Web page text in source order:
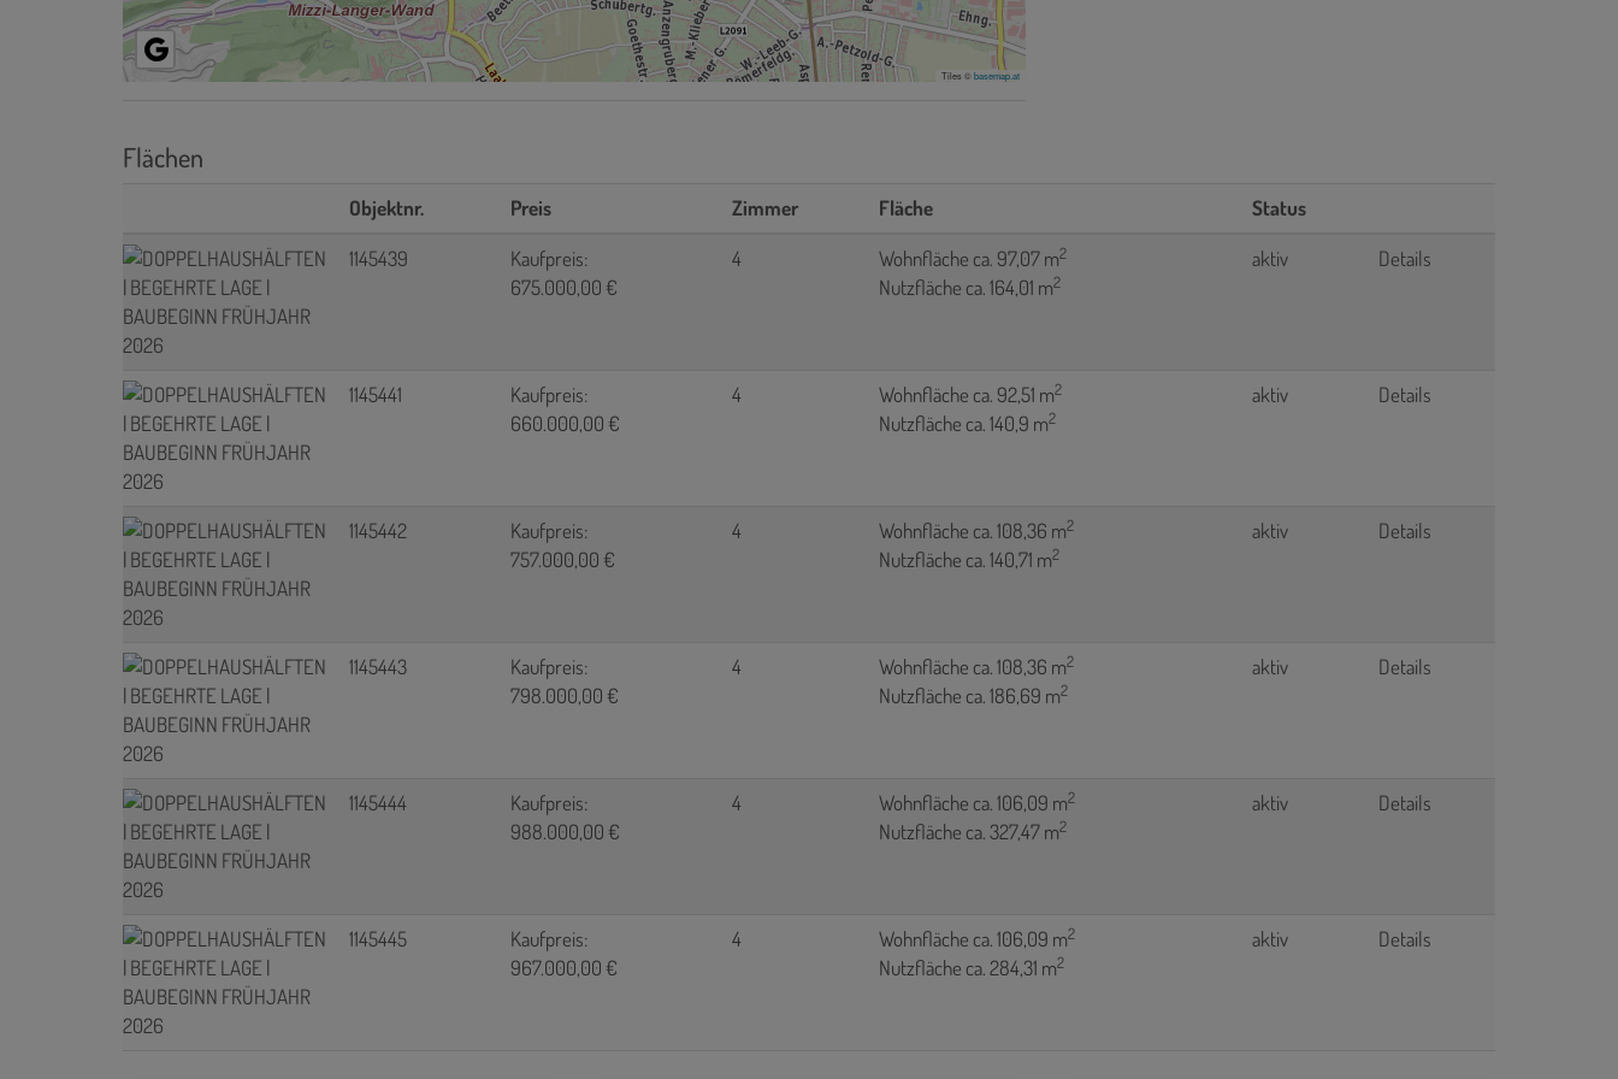
Tiles ©basemap.at
Flächen
Objektnr. Preis Zimmer Fläche
Status
1145439
Kaufpreis:
675.000,00 €
4 Wohnfläche ca. 97,07 m2
Nutzfläche ca. 164,01 m2
aktiv Details
1145441
Kaufpreis:
660.000,00 €
4 Wohnfläche ca. 92,51 m2
Nutzfläche ca. 140,9 m2
aktiv Details
1145442
Kaufpreis:
757.000,00 €
4 Wohnfläche ca. 108,36 m2
Nutzfläche ca. 140,71 m2
aktiv Details
1145443
Kaufpreis:
798.000,00 €
4 Wohnfläche ca. 108,36 m2
Nutzfläche ca. 186,69 m2
aktiv Details
1145444
Kaufpreis:
988.000,00 €
4 Wohnfläche ca. 106,09 m2
Nutzfläche ca. 327,47 m2
aktiv Details
1145445
Kaufpreis:
967.000,00 €
4 Wohnfläche ca. 106,09 m2
Nutzfläche ca. 284,31 m2
aktiv Details